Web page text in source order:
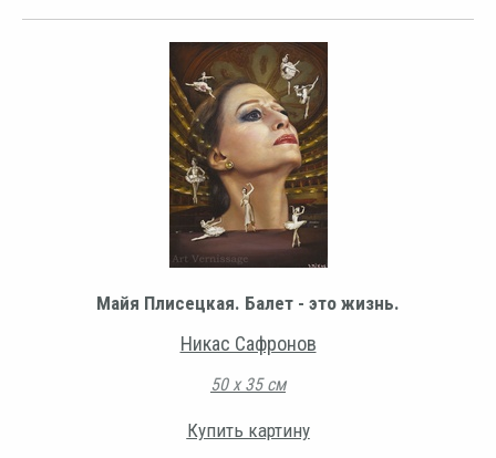
Майя Плисецкая. Балет - это жизнь.
Никас Сафронов
50 х 35 см
Купить картину